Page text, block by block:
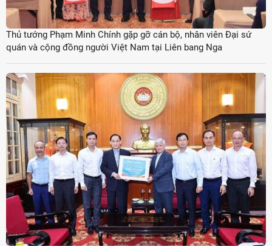
Thủ tướng Phạm Minh Chính gặp gỡ cán bộ, nhân viên Đại sứ
quán và cộng đồng người Việt Nam tại Liên bang Nga